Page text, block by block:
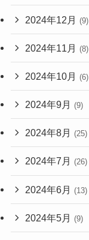
2024年12月 (9)
2024年11月 (8)
2024年10月 (6)
2024年9月 (9)
2024年8月 (25)
2024年7月 (26)
2024年6月 (13)
2024年5月 (9)